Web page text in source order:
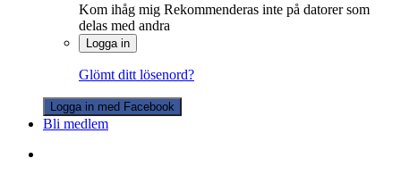
Kom ihåg mig Rekommenderas inte på datorer som
delas med andra
Logga in
Glömt ditt lösenord?
Logga in med Facebook
Bli medlem